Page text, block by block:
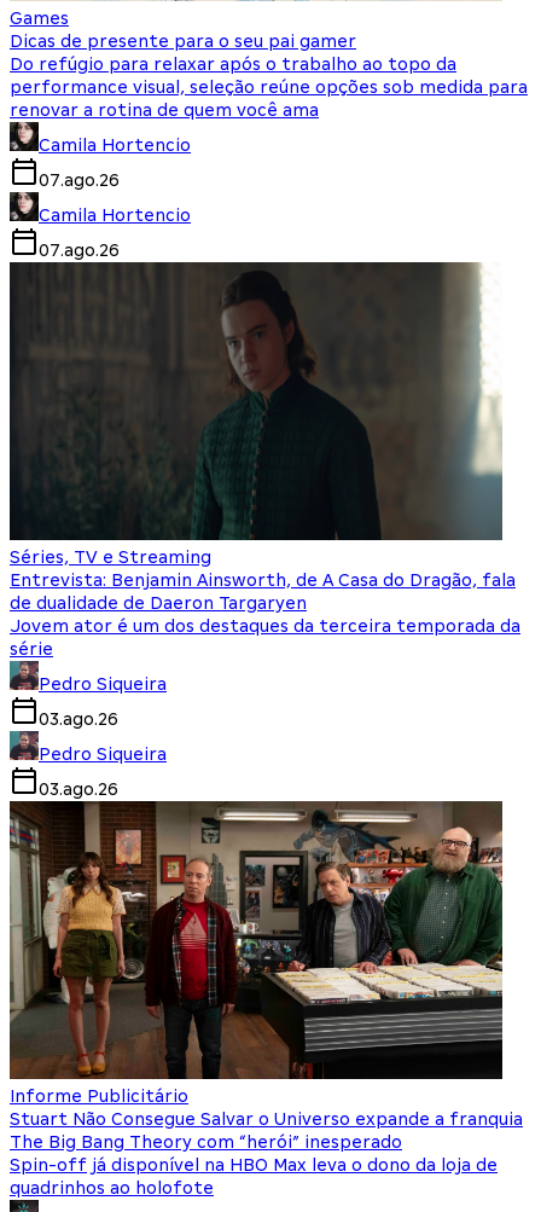
Games
Dicas de presente para o seu pai gamer
Do refúgio para relaxar após o trabalho ao topo da
performance visual, seleção reúne opções sob medida para
renovar a rotina de quem você ama
Camila Hortencio
07.ago.26
Camila Hortencio
07.ago.26
Séries, TV e Streaming
Entrevista: Benjamin Ainsworth, de A Casa do Dragão, fala
de dualidade de Daeron Targaryen
Jovem ator é um dos destaques da terceira temporada da
série
Pedro Siqueira
03.ago.26
Pedro Siqueira
03.ago.26
Informe Publicitário
Stuart Não Consegue Salvar o Universo expande a franquia
The Big Bang Theory com “herói” inesperado
Spin-off já disponível na HBO Max leva o dono da loja de
quadrinhos ao holofote